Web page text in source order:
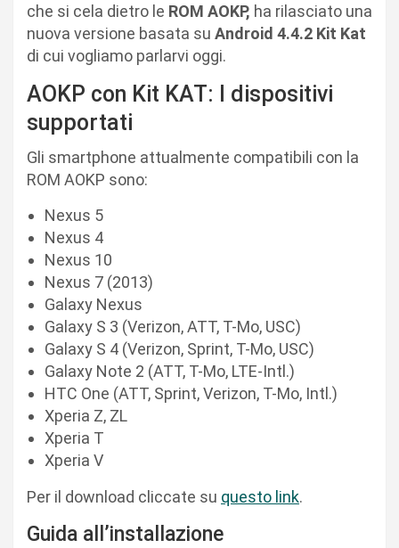
che si cela dietro le ROM AOKP, ha rilasciato una
nuova versione basata su Android 4.4.2 Kit Kat
di cui vogliamo parlarvi oggi.
AOKP con Kit KAT: I dispositivi
supportati
Gli smartphone attualmente compatibili con la
ROM AOKP sono:
Nexus 5
Nexus 4
Nexus 10
Nexus 7 (2013)
Galaxy Nexus
Galaxy S 3 (Verizon, ATT, T-Mo, USC)
Galaxy S 4 (Verizon, Sprint, T-Mo, USC)
Galaxy Note 2 (ATT, T-Mo, LTE-Intl.)
HTC One (ATT, Sprint, Verizon, T-Mo, Intl.)
Xperia Z, ZL
Xperia T
Xperia V
Per il download cliccate su questo link.
Guida all’installazione